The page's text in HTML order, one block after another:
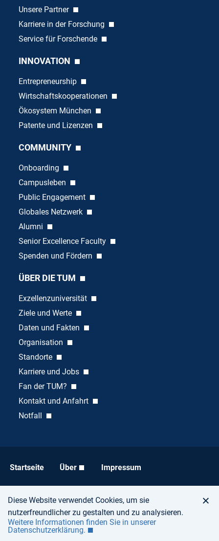
Diese Website verwendet Cookies, um sie
nutzerfreundlicher zu gestalten und zu analysieren.
Weitere Informationen finden Sie in unserer
Datenschutzerklärung.
Unsere Partner
Karriere in der Forschung
Service für Forschende
INNOVATION
Entrepreneurship
Wirtschaftskooperationen
Ökosystem München
Patente und Lizenzen
COMMUNITY
Onboarding
Campusleben
Public Engagement
Globales Netzwerk
Alumni
Senior Excellence Faculty
Spenden und Fördern
ÜBER DIE TUM
Exzellenzuniversität
Ziele und Werte
Daten und Fakten
Organisation
Standorte
Karriere und Jobs
Fan der TUM?
Kontakt und Anfahrt
Notfall
Startseite Über Impressum